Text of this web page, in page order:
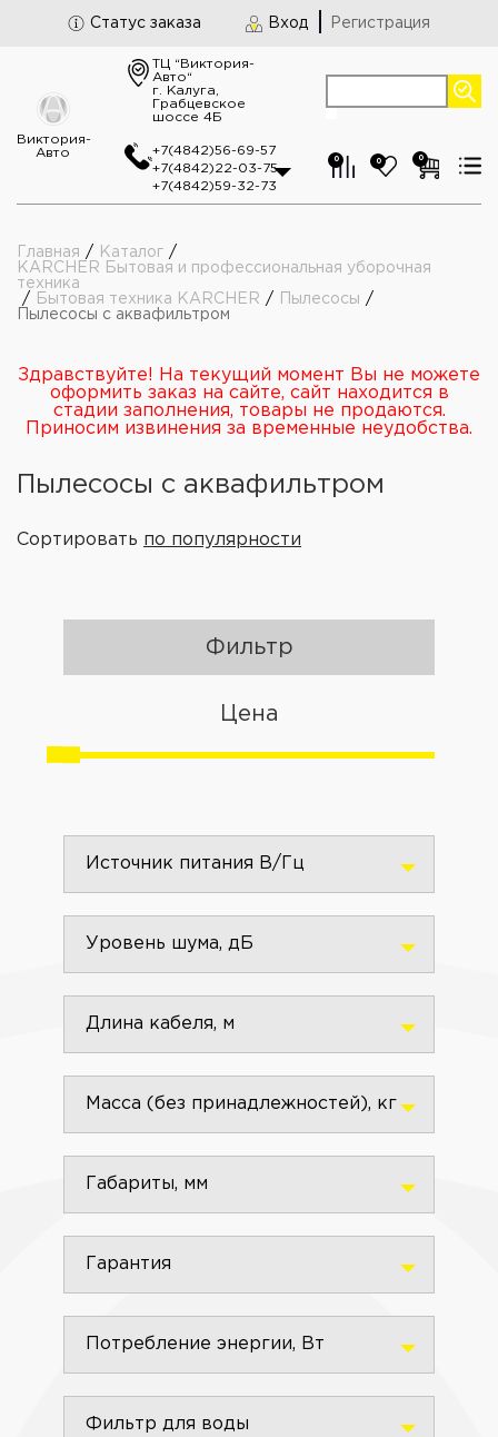
Статус заказа Вход Регистрация
Виктория-
Авто
ТЦ “Виктория-
Авто“
г. Калуга,
Грабцевское
шоссе 4Б
+7(4842)56-69-57
+7(4842)22-03-75
+7(4842)59-32-73
0 0 0
Главная / Каталог /
KARCHER Бытовая и профессиональная уборочная
техника
/
Бытовая техника KARCHER / Пылесосы /
Пылесосы с аквафильтром
Здравствуйте! На текущий момент Вы не можете
оформить заказ на сайте, сайт находится в
стадии заполнения, товары не продаются.
Приносим извинения за временные неудобства.
Пылесосы с аквафильтром
Сортировать по популярности
Фильтр
Цена
Источник питания В/Гц
Уровень шума, дБ
Длина кабеля, м
Масса (без принадлежностей), кг
Габариты, мм
Гарантия
Потребление энергии, Вт
Фильтр для воды